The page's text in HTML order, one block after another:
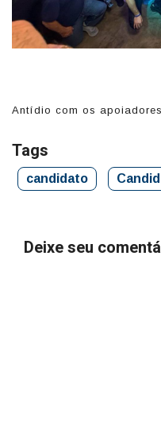
Antídio com os
Tags
candidato
Deixe seu